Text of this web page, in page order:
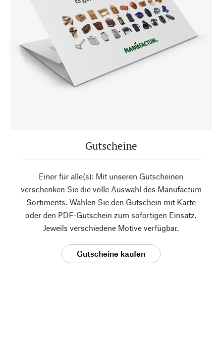
Gutscheine
Einer für alle(s): Mit unseren Gutscheinen
verschenken Sie die volle Auswahl des Manufactum
Sortiments. Wählen Sie den Gutschein mit Karte
oder den PDF-Gutschein zum sofortigen Einsatz.
Jeweils verschiedene Motive verfügbar.
Gutscheine kaufen